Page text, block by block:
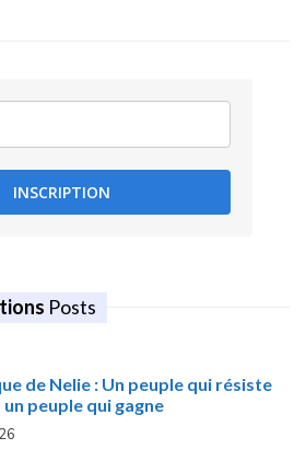
INSCRIPTION
Posts
de Nelie : Un peuple qui résiste
peuple qui gagne